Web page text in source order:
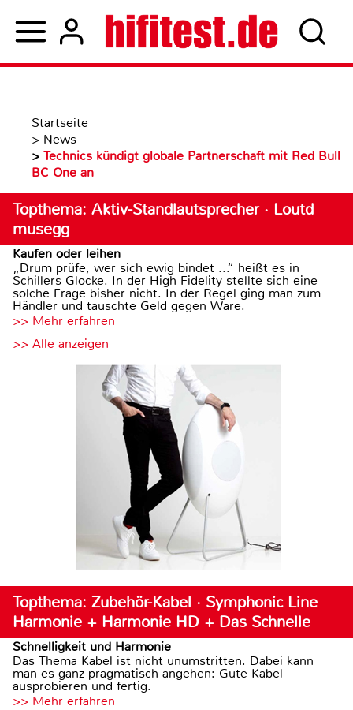
Startseite
> News
> Technics kündigt globale Partnerschaft mit Red Bull
BC One an
Topthema: Aktiv-Standlautsprecher · Loutd
musegg
Kaufen oder leihen
„Drum prüfe, wer sich ewig bindet ...“ heißt es in
Schillers Glocke. In der High Fidelity stellte sich eine
solche Frage bisher nicht. In der Regel ging man zum
Händler und tauschte Geld gegen Ware.
>> Mehr erfahren
>> Alle anzeigen
Topthema: Zubehör-Kabel · Symphonic Line
Harmonie + Harmonie HD + Das Schnelle
Schnelligkeit und Harmonie
Das Thema Kabel ist nicht unumstritten. Dabei kann
man es ganz pragmatisch angehen: Gute Kabel
ausprobieren und fertig.
>> Mehr erfahren